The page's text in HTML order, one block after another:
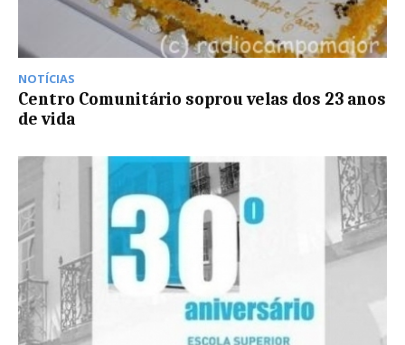
NOTÍCIAS
Centro Comunitário soprou velas dos 23 anos
de vida